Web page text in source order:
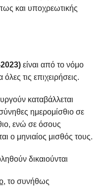
και υποχρεωτικής
είναι από το νόμο
τις επιχειρήσεις.
καταβάλλεται
ημερομίσθιο σε
ενώ σε όσους
ο μηνιαίος μισθός τους.
δικαιούνται
, το συνήθως